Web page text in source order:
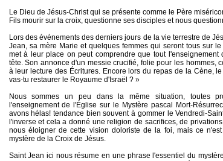
Le Dieu de Jésus-Christ qui se présente comme le Père
Fils mourir sur la croix, questionne ses disciples et nous
Lors des événements des derniers jours de la vie terrestre de
Jean, sa mère Marie et quelques femmes qui seront tous sur
met à leur place on peut comprendre que tout
tête. Son annonce d'un messie crucifié, folie pour les hommes,
à leur lecture des Écritures. Encore lors du repas de la Cène,
vas-tu restaurer le Royaume d'Israël ? »
Nous sommes un peu dans la même situation, toutes
l'enseignement de l'Église sur le Mystère pascal Mort-
avons hélas! tendance bien souvent à gommer le Vendredi-
l'inverse et cela a donné une religion de sacrifices, de
nous éloigner de cette vision doloriste de la foi, mais ce
mystère de la Croix de Jésus.
Saint Jean ici nous résume en une phrase l'essentiel du